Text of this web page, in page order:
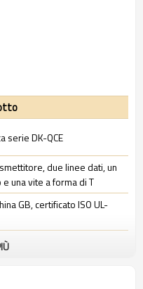
serie DK-QCE
due linee dati, un
una vite a forma di T
GB, certificato ISO UL-
standard